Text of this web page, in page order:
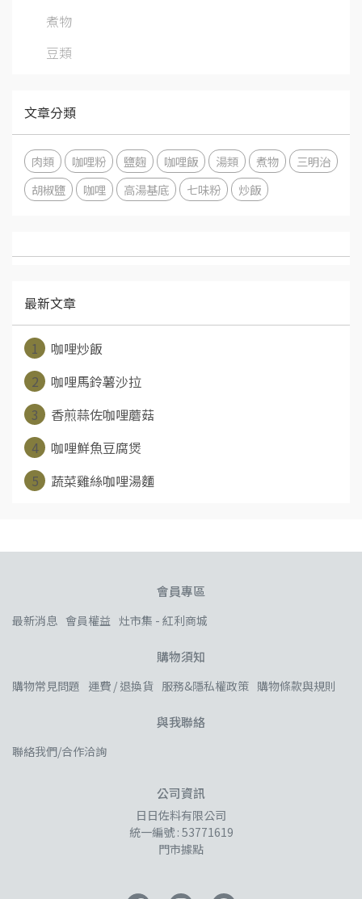
煮物
豆類
文章分類
肉類 咖哩粉 鹽麴 咖哩飯 湯類 煮物
三明治
胡椒鹽
咖哩 高湯基底 七味粉 炒飯
最新文章
1
咖哩炒飯
2
咖哩馬鈴薯沙拉
3
香煎蒜佐咖哩蘑菇
4
咖哩鮮魚豆腐煲
5
蔬菜雞絲咖哩湯麵
會員專區
最新消息 會員權益 灶市集 - 紅利商城
購物須知
購物常見問題 運費 / 退換貨 服務&隱私權政策 購物條款與規則
與我聯絡
聯絡我們/合作洽詢
公司資訊
日日佐料有限公司
統一編號 : 53771619
門市據點